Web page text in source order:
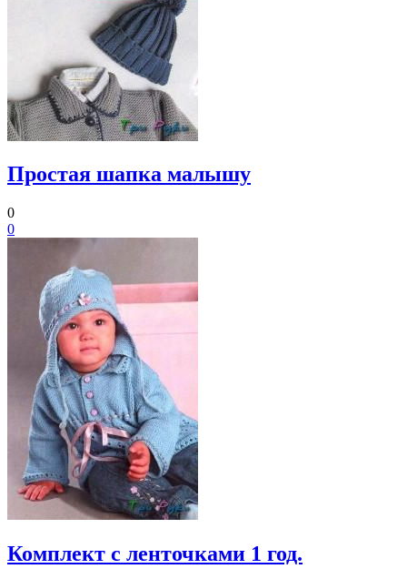
Простая шапка малышу
0
0
Комплект с ленточками 1 год.